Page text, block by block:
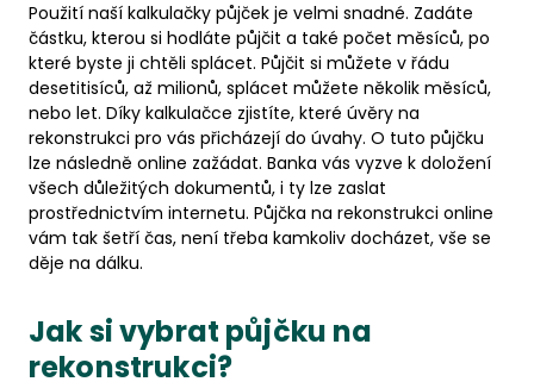
Použití naší kalkulačky půjček je velmi snadné. Zadáte
částku, kterou si hodláte půjčit a také počet měsíců, po
které byste ji chtěli splácet. Půjčit si můžete v řádu
desetitisíců, až milionů, splácet můžete několik měsíců,
nebo let. Díky kalkulačce zjistíte, které úvěry na
rekonstrukci pro vás přicházejí do úvahy. O tuto půjčku
lze následně online zažádat. Banka vás vyzve k doložení
všech důležitých dokumentů, i ty lze zaslat
prostřednictvím internetu. Půjčka na rekonstrukci online
vám tak šetří čas, není třeba kamkoliv docházet, vše se
děje na dálku.
Jak si vybrat půjčku na
rekonstrukci?